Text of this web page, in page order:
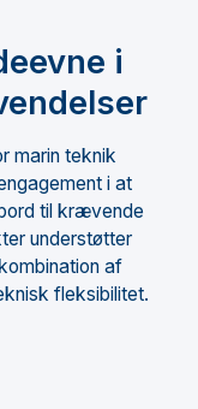
i
marin teknik
i at
til krævende
understøtter
af
fleksibilitet.